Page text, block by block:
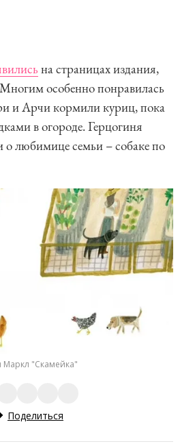
на страницах издания,
особенно понравилась
и Арчи кормили куриц, пока
в огороде. Герцогиня
о любимице семьи – собаке по
Маркл "Скамейка"
Поделиться